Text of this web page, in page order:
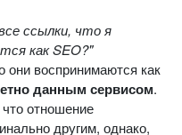
ссылки, что я
как SEO?"
они воспринимаются как
данным сервисом.
отношение
другим, однако,